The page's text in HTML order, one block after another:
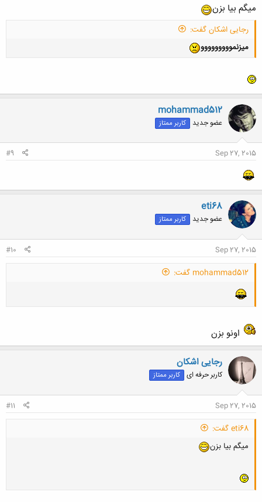
میگم بیا بزن
رجایی اشکان گفت:
میزنمووووووووو
mohammad512
عضو جدید کاربر ممتاز
Sep 27, 2015
#9
eti68
عضو جدید کاربر ممتاز
Sep 27, 2015
#10
mohammad512 گفت:
اونو بزن
رجایی اشکان
کاربر حرفه ای کاربر ممتاز
Sep 27, 2015
#11
eti68 گفت:
میگم بیا بزن